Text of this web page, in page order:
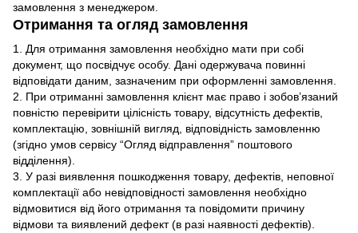
замовлення з менеджером.
Отримання та огляд замовлення
1. Для отримання замовлення необхідно мати при собі
документ, що посвідчує особу. Дані одержувача повинні
відповідати даним, зазначеним при оформленні замовлення.
2. При отриманні замовлення клієнт має право і зобов’язаний
повністю перевірити цілісність товару, відсутність дефектів,
комплектацію, зовнішній вигляд, відповідність замовленню
(згідно умов сервісу “Огляд відправлення” поштового
відділення).
3. У разі виявлення пошкодження товару, дефектів, неповної
комплектації або невідповідності замовлення необхідно
відмовитися від його отримання та повідомити причину
відмови та виявлений дефект (в разі наявності дефектів).